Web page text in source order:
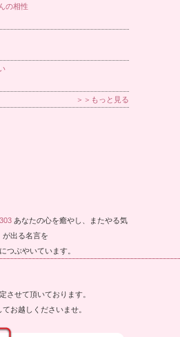
の相性
＞＞もっと見る
あなたの心を癒やし、またやる気
が出る名言を
つぶやいています。
させて頂いております。
お越しくださいませ。